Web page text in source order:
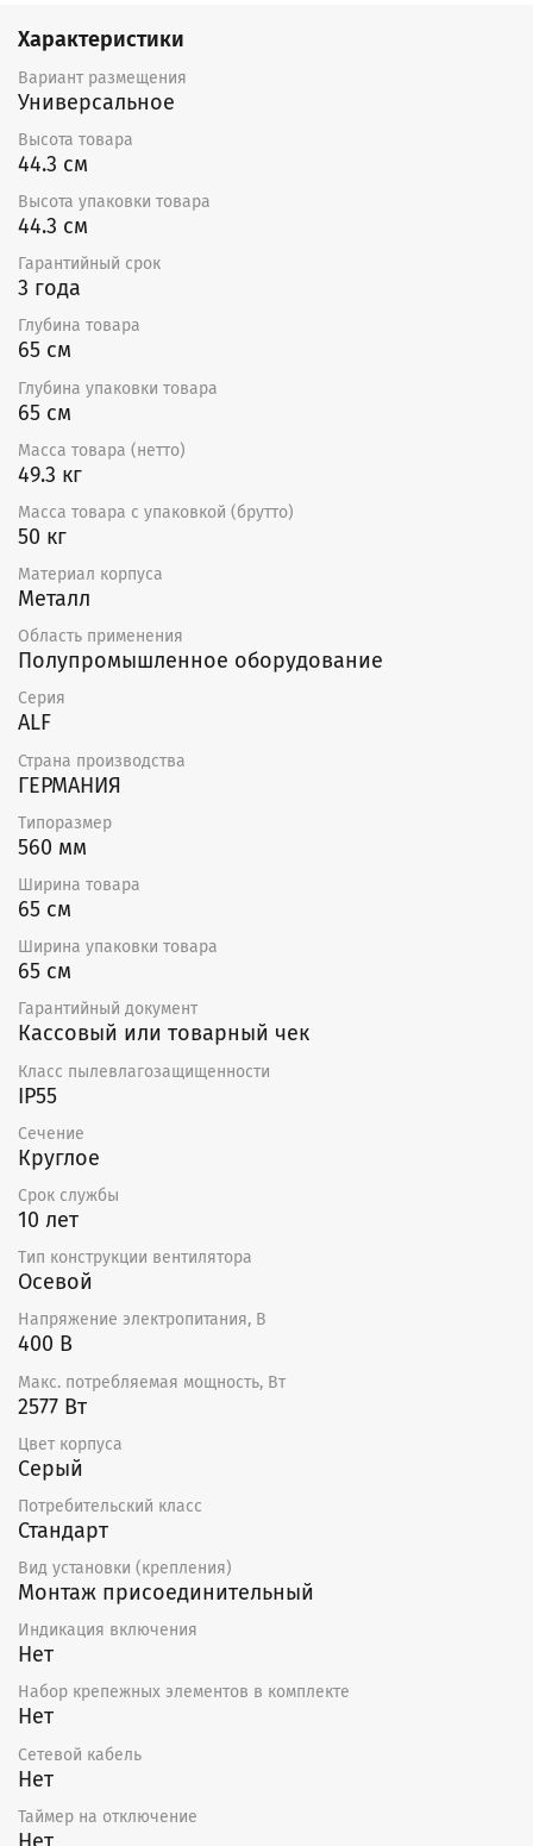
воздуха в системах вентиляции.
Характеристики
Вариант размещения
Универсальное
Высота товара
44.3 см
Высота упаковки товара
44.3 см
Гарантийный срок
3 года
Глубина товара
65 см
Глубина упаковки товара
65 см
Масса товара (нетто)
49.3 кг
Масса товара с упаковкой (брутто)
50 кг
Материал корпуса
Металл
Область применения
Полупромышленное оборудование
Серия
ALF
Страна производства
ГЕРМАНИЯ
Типоразмер
560 мм
Ширина товара
65 см
Ширина упаковки товара
65 см
Гарантийный документ
Кассовый или товарный чек
Класс пылевлагозащищенности
IP55
Сечение
Круглое
Срок службы
10 лет
Тип конструкции вентилятора
Осевой
Напряжение электропитания, В
400 В
Макс. потребляемая мощность, Вт
2577 Вт
Цвет корпуса
Серый
Потребительский класс
Стандарт
Вид установки (крепления)
Монтаж присоединительный
Индикация включения
Нет
Набор крепежных элементов в комплекте
Нет
Сетевой кабель
Нет
Таймер на отключение